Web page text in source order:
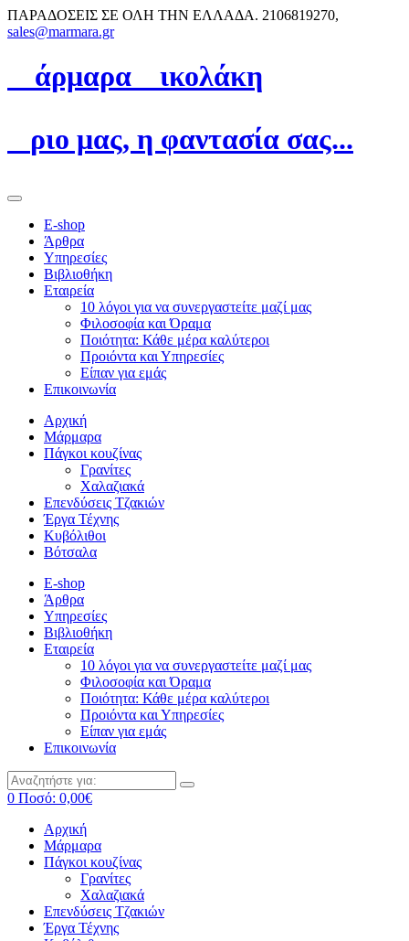
ΠΑΡΑΔΟΣΕΙΣ ΣΕ ΟΛΗ ΤΗΝ ΕΛΛΑΔΑ. 2106819270,
sales@marmara.gr
άρμαρα
ικολάκη
ριο μας, η φαντασία σας...
E-shop
Άρθρα
Υπηρεσίες
Βιβλιοθήκη
Εταιρεία
10 λόγοι για να συνεργαστείτε μαζί μας
Φιλοσοφία και Όραμα
Ποιότητα: Κάθε μέρα καλύτεροι
Προιόντα και Υπηρεσίες
Είπαν για εμάς
Επικοινωνία
Αρχική
Μάρμαρα
Πάγκοι κουζίνας
Γρανίτες
Χαλαζιακά
Επενδύσεις Τζακιών
Έργα Τέχνης
Κυβόλιθοι
Βότσαλα
E-shop
Άρθρα
Υπηρεσίες
Βιβλιοθήκη
Εταιρεία
10 λόγοι για να συνεργαστείτε μαζί μας
Φιλοσοφία και Όραμα
Ποιότητα: Κάθε μέρα καλύτεροι
Προιόντα και Υπηρεσίες
Είπαν για εμάς
Επικοινωνία
0 Ποσό: 0,00€
Αρχική
Μάρμαρα
Πάγκοι κουζίνας
Γρανίτες
Χαλαζιακά
Επενδύσεις Τζακιών
Έργα Τέχνης